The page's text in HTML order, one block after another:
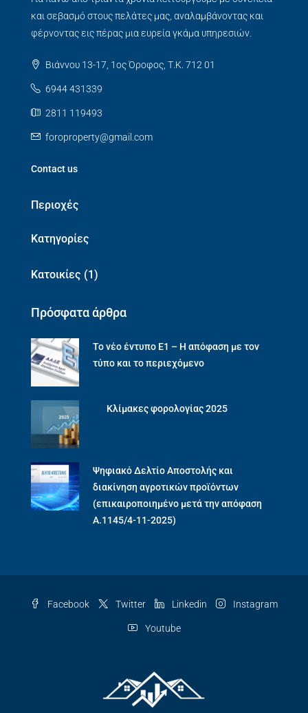
και σεβασμό στους πελάτες μας, αναλαμβάνοντας και
φέρνοντας εις πέρας μια ευρεία γκάμα υπηρεσιών.
Βιάννου 13-17, 1ος Όροφος, Τ.Κ. 712 01
6944 431339
2811 119493
foroproperty@gmail.com
Contact us
Περιοχές
Κατηγορίες
Κατοικίες (1)
Πρόσφατα άρθρα
Το νέο έντυπο Ε1 – Η απόφαση με τον
τύπο και το περιεχόμενο
Κλίμακες φορολογίας 2025
Ψηφιακό Δελτίο Αποστολής και
διακίνηση αγροτικών προϊόντων
(επικαιροποιημένο μετά την απόφαση
Α.1145/4-11-2025)
Facebook Twitter Linkedin Instagram
Youtube